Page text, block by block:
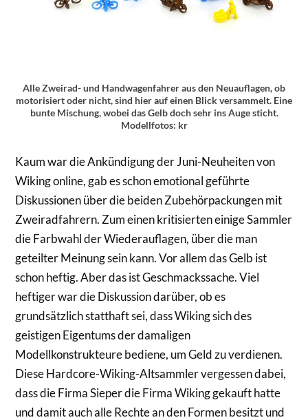
Alle Zweirad- und Handwagenfahrer aus den Neuauflagen, ob
motorisiert oder nicht, sind hier auf einen Blick versammelt. Eine
bunte Mischung, wobei das Gelb doch sehr ins Auge sticht.
Modellfotos: kr
Kaum war die Ankündigung der Juni-Neuheiten von
Wiking online, gab es schon emotional geführte
Diskussionen über die beiden Zubehörpackungen mit
Zweiradfahrern. Zum einen kritisierten einige Sammler
die Farbwahl der Wiederauflagen, über die man
geteilter Meinung sein kann. Vor allem das Gelb ist
schon heftig. Aber das ist Geschmackssache. Viel
heftiger war die Diskussion darüber, ob es
grundsätzlich statthaft sei, dass Wiking sich des
geistigen Eigentums der damaligen
Modellkonstrukteure bediene, um Geld zu verdienen.
Diese Hardcore-Wiking-Altsammler vergessen dabei,
dass die Firma Sieper die Firma Wiking gekauft hatte
und damit auch alle Rechte an den Formen besitzt und